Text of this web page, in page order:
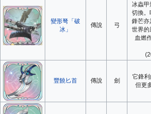
變形弩「破
冰」
傳說 弓
冰蟲甲
切換。
鋒芒亦
世界的
血燃
豐饒匕首 傳說 劍
它鋒利
但更